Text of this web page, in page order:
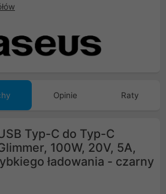
Opinie Raty
Typ-C do Typ-C
100W, 20V, 5A,
ładowania - czarny